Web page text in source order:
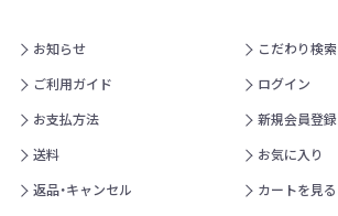
お知らせ
ご利用ガイド
お支払方法
送料
返品・キャンセル
こだわり検索
ログイン
新規会員登録
お気に入り
カートを見る